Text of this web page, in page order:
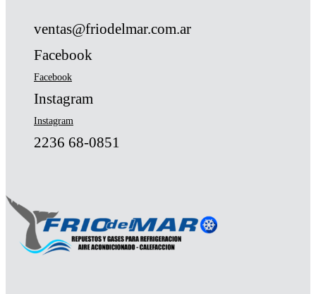
ventas@friodelmar.com.ar
Facebook
Facebook
Instagram
Instagram
2236 68-0851